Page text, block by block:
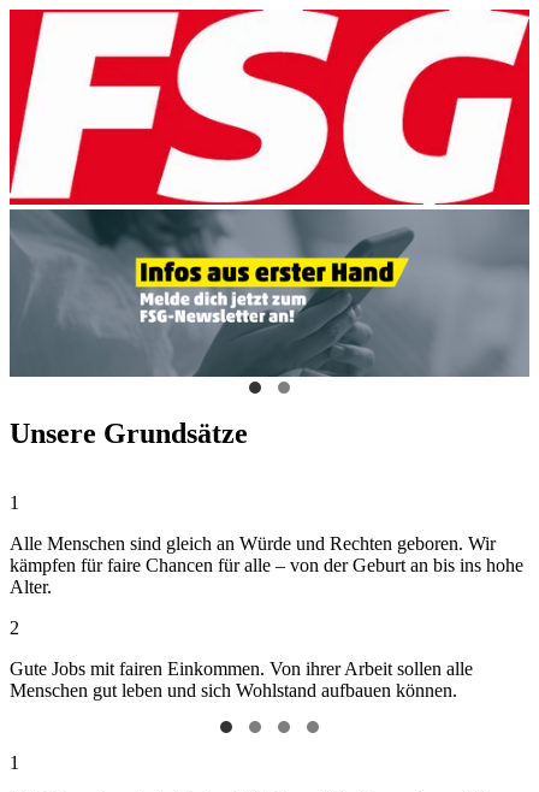
Unsere Grundsätze
1
Alle Menschen sind gleich an Würde und Rechten geboren. Wir
kämpfen für faire Chancen für alle – von der Geburt an bis ins hohe
Alter.
2
Gute Jobs mit fairen Einkommen. Von ihrer Arbeit sollen alle
Menschen gut leben und sich Wohlstand aufbauen können.
1